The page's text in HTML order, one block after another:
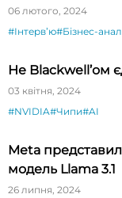
будете вражені»
06 лютого, 2024
#Інтервʼю#Бізнес-
Не Blackwell’ом
03 квітня, 2024
#NVIDIA#Чипи#AI
Meta
модель Llama 3.1
26 липня, 2024